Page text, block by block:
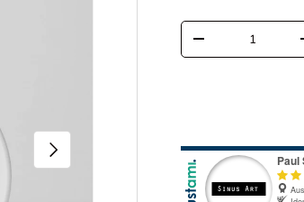
Nächste
Anzahl
Menge verringern